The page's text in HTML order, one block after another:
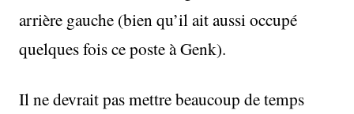
arrière gauche (bien qu’il ait aussi occupé
quelques fois ce poste à Genk).
Il ne devrait pas mettre beaucoup de temps